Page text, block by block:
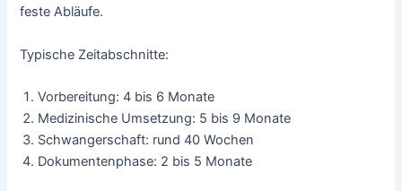
feste Abläufe.
Typische Zeitabschnitte:
Vorbereitung: 4 bis 6 Monate
Medizinische Umsetzung: 5 bis 9 Monate
Schwangerschaft: rund 40 Wochen
Dokumentenphase: 2 bis 5 Monate